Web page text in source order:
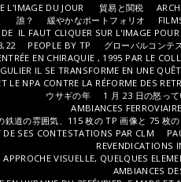
L'IMAGE DU JOUR 貿易と関税
誰？
緩やかなポートフォリオ
IL FAUT CLIQUER SUR L'IMAGE
PEOPLE BY TP
グローバルコンテ
EN CHIRAQUIE , 1995 PAR LE
IL SE TRANSFORME EN UNE
LE NPA CONTRE LA RÉFORME DES
ウサギの年
1 月 23 日の怒っ
AMBIANCES
鉄道の雰囲気、115 枚の TP 画像と 75 枚
SES CONTESTATIONS PAR CLM
REVENDICATIONS
VISUELLE, QUELQUES
AMBIANCES